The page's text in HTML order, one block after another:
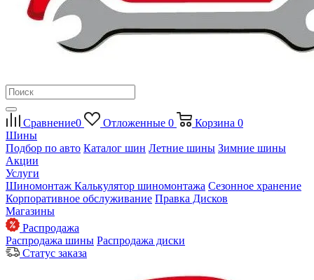
Сравнение0 Отложенные 0 Корзина 0
Шины
Подбор по авто Каталог шин Летние шины Зимние шины
Акции
Услуги
Шиномонтаж Калькулятор шиномонтажа Сезонное хранение
Корпоративное обслуживание Правка Дисков
Магазины
Распродажа
Распродажа шины Распродажа диски
Статус заказа